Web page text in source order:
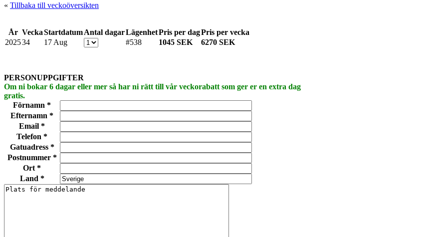
« Tillbaka till veckoöversikten
År VeckaStartdatumAntal dagarLägenhetPris per dagPris per vecka
202534 17 Aug #538 1045 SEK 6270 SEK
PERSONUPPGIFTER
Om ni bokar 6 dagar eller mer så har ni rätt till vår veckorabatt som ger er en extra dag
gratis.
Förnamn *
Efternamn *
Email *
Telefon *
Gatuadress *
Postnummer *
Ort *
Land *